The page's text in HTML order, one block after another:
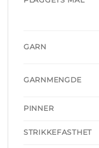
GARN
GARNMENGDE
PINNER
STRIKKEFASTHET